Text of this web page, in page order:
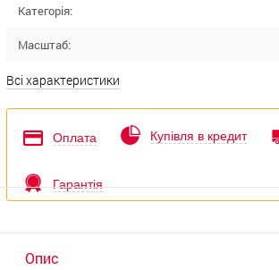
Категорія:
Масштаб:
Всі характеристики
Оплата Купівля в кредит
Гарантія
Опис